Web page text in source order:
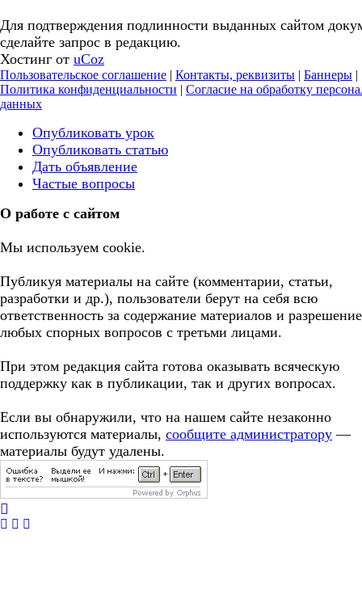
Для подтверждения подлинности выданных сайтом
сделайте запрос в редакцию.
Хостинг от uCoz
Пользовательское соглашение | Контакты, реквизиты | Баннеры |
Политика конфиденциальности | Согласие на обработку
данных
Опубликовать урок
Опубликовать статью
Дать объявление
Частые вопросы
О работе с сайтом
Мы используем cookie.
Публикуя материалы на сайте (комментарии, статьи,
разработки и др.), пользователи берут на себя всю
ответственность за содержание материалов и разрешение
любых спорных вопросов с третьми лицами.
При этом редакция сайта готова оказывать всяческую
поддержку как в публикации, так и других вопросах.
Если вы обнаружили, что на нашем сайте незаконно
используются материалы, сообщите администратору —
материалы будут удалены.